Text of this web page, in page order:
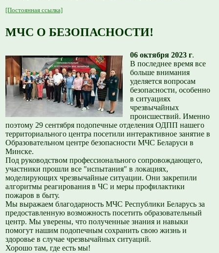
[Постоянная ссылка]
МЧС О БЕЗОПАСНОСТИ!
06 октября 2023 г.
В последнее время все
больше внимания
уделяется вопросам
безопасности, особенно
в ситуациях
чрезвычайных
происшествий. Именно
поэтому 29 сентября подопечные отделения ОДПП нашего
территориального центра посетили интерактивное занятие в
Образовательном центре безопасности МЧС Беларуси в
Минске.
Под руководством профессионального сопровождающего,
участники прошли все "испытания" в локациях,
моделирующих чрезвычайные ситуации. Они закрепили
алгоритмы реагирования в ЧС и меры профилактики
пожаров в быту.
Мы выражаем благодарность МЧС Республики Беларусь за
предоставленную возможность посетить образовательный
центр. Мы уверены, что полученные знания и навыки
помогут нашим подопечным сохранить свою жизнь и
здоровье в случае чрезвычайных ситуаций.
Хорошо там, где есть мы!